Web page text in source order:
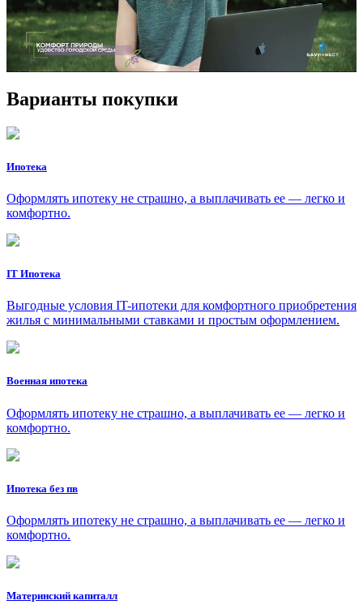
Варианты покупки
Ипотека
Оформлять ипотеку не страшно, а выплачивать ее — легко и
комфортно.
IT Ипотека
Выгодные условия IT-ипотеки для комфортного приобретения
жилья с минимальными ставками и простым оформлением.
Военная ипотека
Оформлять ипотеку не страшно, а выплачивать ее — легко и
комфортно.
Ипотека без пв
Оформлять ипотеку не страшно, а выплачивать ее — легко и
комфортно.
Материнский капиталл